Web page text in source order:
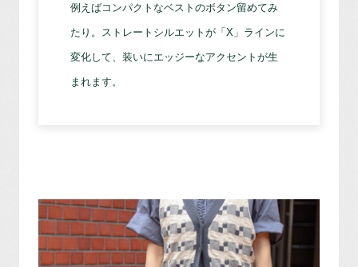
例えばコンパクトなベストのボタン留めてみ
たり。ストレートシルエットが「X」ラインに
変化して、装いにエッジーなアクセントが生
まれます。